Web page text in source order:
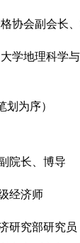
协会副会长
学地理科学
为序）
院长、博导
经济师
研究部研究员